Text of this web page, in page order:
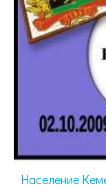
Население